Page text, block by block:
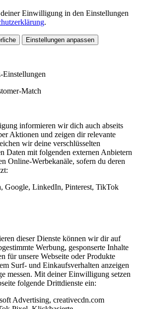
Einwilligung in den Einstellungen
.
Einstellungen anpassen
Einstellungen
Match
informieren wir dich auch abseits
Aktionen und zeigen dir relevante
wir deine verschlüsselten
Daten mit folgenden externen Anbietern
Online-Werbekanäle, sofern du deren
Google, LinkedIn, Pinterest, TikTok
dieser Dienste können wir dir auf
Werbung, gesponserte Inhalte
für unsere Webseite oder Produkte
Surf- und Einkaufsverhalten anzeigen
messen. Mit deiner Einwilligung setzen
folgende Drittdienste ein:
Advertising, creativecdn.com